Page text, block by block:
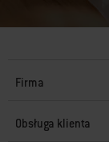
Firma
Obsługa klienta